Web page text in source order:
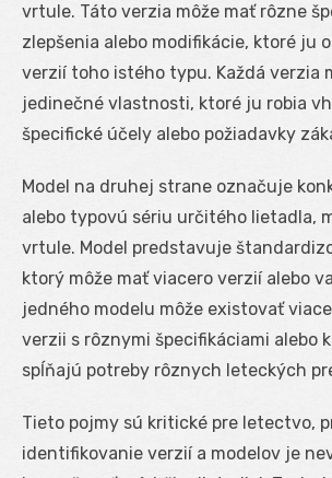
vrtule. Táto verzia môže mať rôzne
zlepšenia alebo modifikácie, ktoré ju
verzií toho istého typu. Každá verzia
jedinečné vlastnosti, ktoré ju robia
špecifické účely alebo požiadavky
Model na druhej strane označuje
alebo typovú sériu určitého lietadla,
vrtule. Model predstavuje
ktorý môže mať viacero verzií alebo
jedného modelu môže existovať
verzii s rôznymi špecifikáciami alebo
spĺňajú potreby rôznych leteckých
Tieto pojmy sú kritické pre letectvo,
identifikovanie verzií a modelov je